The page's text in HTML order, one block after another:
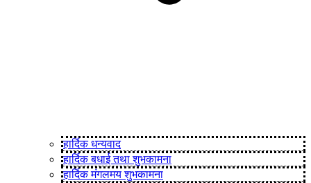
हार्दिक धन्यवाद
हार्दिक बधाई तथा शुभकामना
हार्दिक मंगलमय शुभकामना